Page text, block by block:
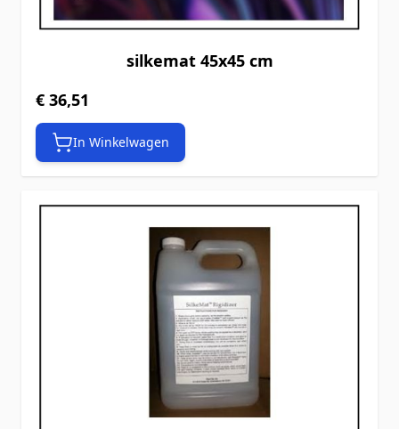
silkemat 45x45 cm
€ 36,51
In Winkelwagen